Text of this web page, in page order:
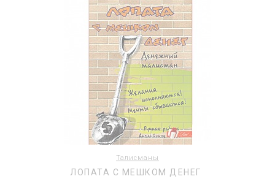
Талисманы
ЛОПАТА С МЕШКОМ ДЕНЕГ